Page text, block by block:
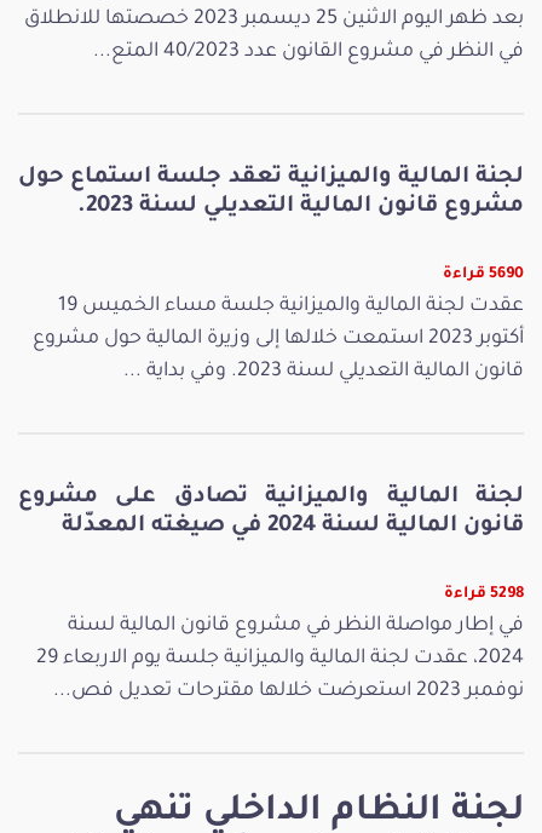
لجنة النظام الداخلي تنهي
بعد ظهر اليوم الاثنين 25 ديسمبر 2023 خصصتها للانطلاق
في النظر في مشروع القانون عدد 40/2023 المتع...
لجنة المالية والميزانية تعقد جلسة استماع حول
مشروع قانون المالية التعديلي لسنة 2023.
5690 قراءة
عقدت لجنة المالية والميزانية جلسة مساء الخميس 19
أكتوبر 2023 استمعت خلالها إلى وزيرة المالية حول مشروع
قانون المالية التعديلي لسنة 2023. وفي بداية ...
لجنة المالية والميزانية تصادق على مشروع
قانون المالية لسنة 2024 في صيغته المعدّلة
5298 قراءة
في إطار مواصلة النظر في مشروع قانون المالية لسنة
2024، عقدت لجنة المالية والميزانية جلسة يوم الاربعاء 29
نوفمبر 2023 استعرضت خلالها مقترحات تعديل فص...